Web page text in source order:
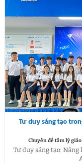
Tư duy sáng tạo
Chuyên đề tâm lý
Tư duy sáng tạo: